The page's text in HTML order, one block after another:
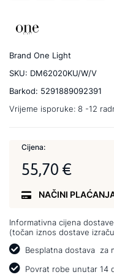
Brand One Light
SKU: DM62020KU/W/V
Barkod: 5291889092391
Vrijeme isporuke: 8 -12
Cijena:
55,70 €
NAČINI
Informativna cijena
(točan iznos dostave
Besplatna dostava za
Povrat robe unutar 14